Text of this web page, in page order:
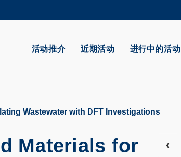
生活@科大 图书馆
活动推介 近期活动 进行中的活动
Wastewater with DFT Investigations
Materials for